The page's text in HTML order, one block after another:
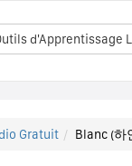
d'Apprentissage
Gratuit Blanc (하